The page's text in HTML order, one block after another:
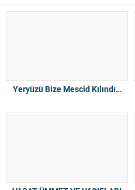
Yeryüzü Bize Mescid Kılındı…